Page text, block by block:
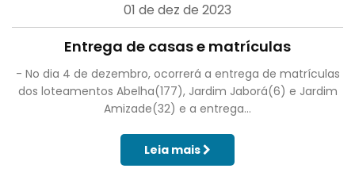
01 de dez de 2023
Entrega de casas e matrículas
- No dia 4 de dezembro, ocorrerá a entrega de matrículas
dos loteamentos Abelha(177), Jardim Jaborá(6) e Jardim
Amizade(32) e a entrega...
Leia mais